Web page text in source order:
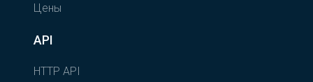
Цены
API
HTTP API